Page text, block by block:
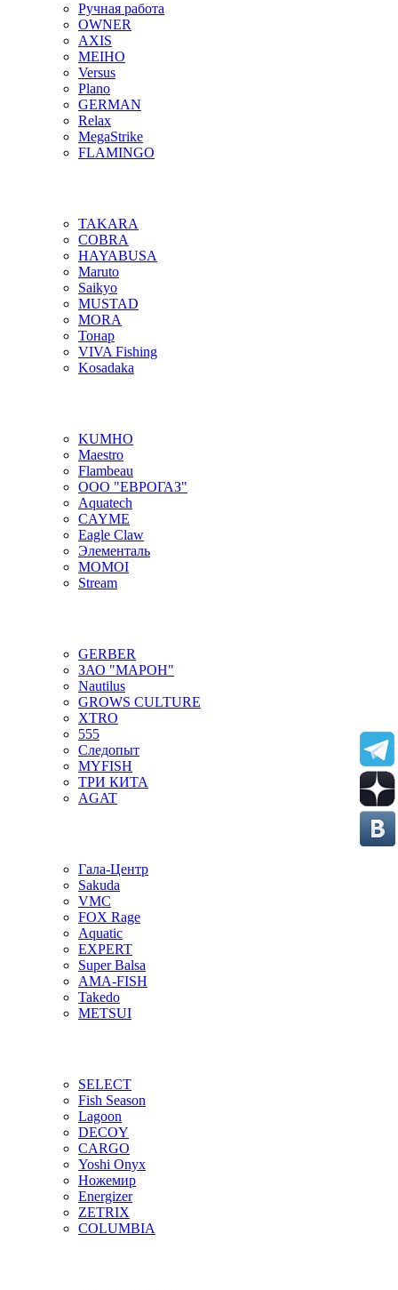
Ручная работа
OWNER
AXIS
MEIHO
Versus
Plano
GERMAN
Relax
MegaStrike
FLAMINGO
TAKARA
COBRA
HAYABUSA
Maruto
Saikyo
MUSTAD
MORA
Тонар
VIVA Fishing
Kosadaka
KUMHO
Maestro
Flambeau
ООО "ЕВРОГАЗ"
Aquatech
CAYME
Eagle Claw
Элементаль
MOMOI
Stream
GERBER
ЗАО "МАРОН"
Nautilus
GROWS CULTURE
XTRO
555
Следопыт
MYFISH
ТРИ КИТА
AGAT
Гала-Центр
Sakuda
VMC
FOX Rage
Aquatic
EXPERT
Super Balsa
AMA-FISH
Takedo
METSUI
SELECT
Fish Season
Lagoon
DECOY
CARGO
Yoshi Onyx
Ножемир
Energizer
ZETRIX
COLUMBIA